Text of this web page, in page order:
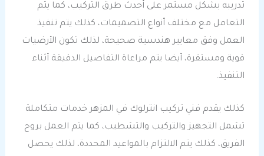
تدريبه بشكل مستمر على أحدث طرق التركيب، كما يتم
التعامل مع مختلف أنواع التصميمات، كذلك يتم تنفيذ
العمل وفق معايير هندسية صحيحة، لذلك تكون الأرضيات
قوية ومستقرة، أيضا يتم مراعاة التفاصيل الدقيقة أثناء
التنفيذ.
كذلك يقدم فني تركيب انترلوك في المزهر خدمات متكاملة
تشمل التجهيز والتركيب والتشطيب، كما يتم العمل بروح
الفريق، كذلك يتم الالتزام بالمواعيد المحددة، لذلك يحصل